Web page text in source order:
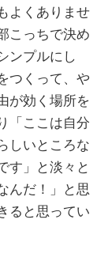
よくありませ
こっちで決め
ンプルにし
つくって、や
が効く場所を
「ここは自分
しいところな
す」と淡々と
んだ！」と思
ると思ってい